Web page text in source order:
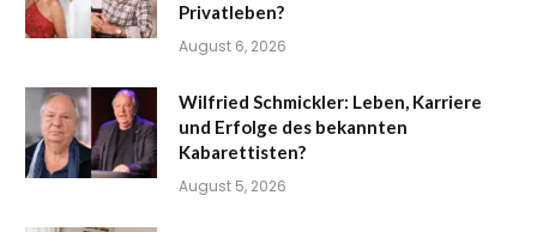
Privatleben?
August 6, 2026
Wilfried Schmickler: Leben, Karriere
und Erfolge des bekannten
Kabarettisten?
August 5, 2026